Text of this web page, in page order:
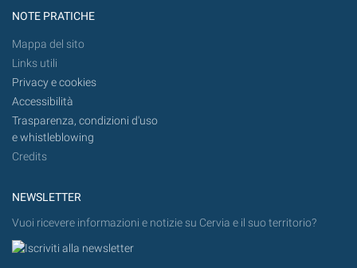
NOTE PRATICHE
Mappa del sito
Links utili
Privacy e cookies
Accessibilità
Trasparenza, condizioni d'uso
e whistleblowing
Credits
NEWSLETTER
Vuoi ricevere informazioni e notizie su Cervia e il suo territorio?